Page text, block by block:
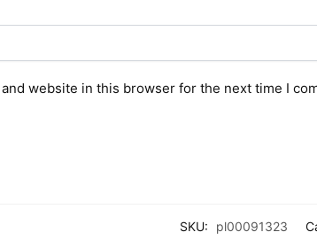
and website in this browser for the next time I
SKU: pl00091323